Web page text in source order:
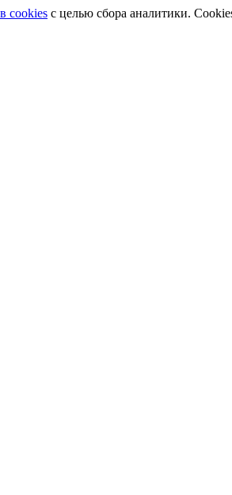
cookies с целью сбора аналитики.